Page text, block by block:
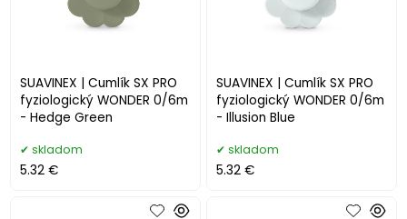
SUAVINEX | Cumlík SX PRO
fyziologický WONDER 0/6m
- Hedge Green
skladom
5.32 €
SUAVINEX | Cumlík SX PRO
fyziologický WONDER 0/6m
- Illusion Blue
skladom
5.32 €